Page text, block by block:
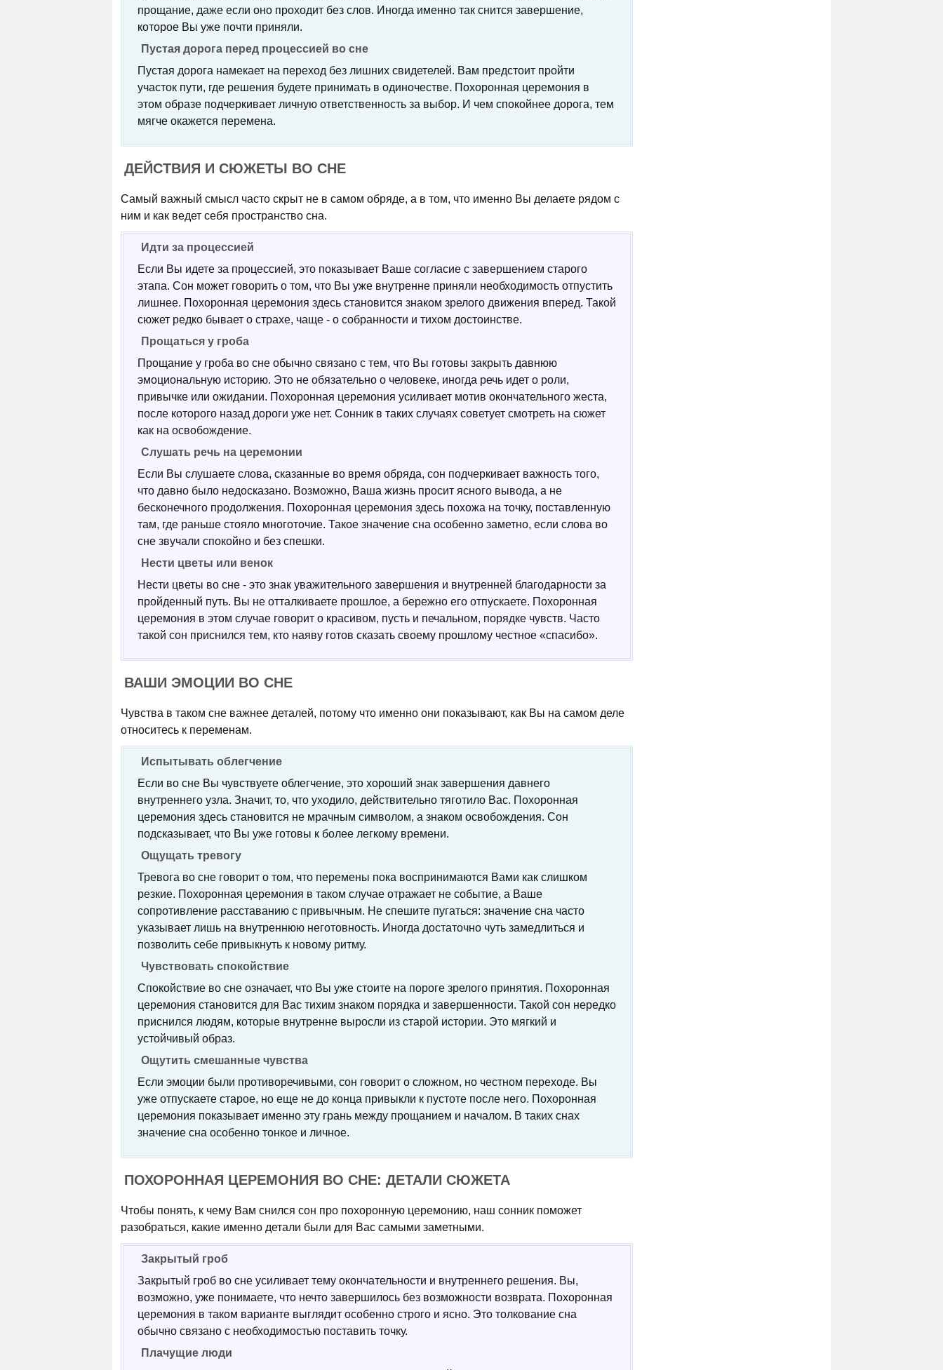
прощание, даже если оно проходит без слов. Иногда именно так снится завершение,
которое Вы уже почти приняли.
Пустая дорога перед процессией во сне
Пустая дорога намекает на переход без лишних свидетелей. Вам предстоит пройти
участок пути, где решения будете принимать в одиночестве. Похоронная церемония в
этом образе подчеркивает личную ответственность за выбор. И чем спокойнее дорога, тем
мягче окажется перемена.
ДЕЙСТВИЯ И СЮЖЕТЫ ВО СНЕ
Самый важный смысл часто скрыт не в самом обряде, а в том, что именно Вы делаете рядом с
ним и как ведет себя пространство сна.
Идти за процессией
Если Вы идете за процессией, это показывает Ваше согласие с завершением старого
этапа. Сон может говорить о том, что Вы уже внутренне приняли необходимость отпустить
лишнее. Похоронная церемония здесь становится знаком зрелого движения вперед. Такой
сюжет редко бывает о страхе, чаще - о собранности и тихом достоинстве.
Прощаться у гроба
Прощание у гроба во сне обычно связано с тем, что Вы готовы закрыть давнюю
эмоциональную историю. Это не обязательно о человеке, иногда речь идет о роли,
привычке или ожидании. Похоронная церемония усиливает мотив окончательного жеста,
после которого назад дороги уже нет. Сонник в таких случаях советует смотреть на сюжет
как на освобождение.
Слушать речь на церемонии
Если Вы слушаете слова, сказанные во время обряда, сон подчеркивает важность того,
что давно было недосказано. Возможно, Ваша жизнь просит ясного вывода, а не
бесконечного продолжения. Похоронная церемония здесь похожа на точку, поставленную
там, где раньше стояло многоточие. Такое значение сна особенно заметно, если слова во
сне звучали спокойно и без спешки.
Нести цветы или венок
Нести цветы во сне - это знак уважительного завершения и внутренней благодарности за
пройденный путь. Вы не отталкиваете прошлое, а бережно его отпускаете. Похоронная
церемония в этом случае говорит о красивом, пусть и печальном, порядке чувств. Часто
такой сон приснился тем, кто наяву готов сказать своему прошлому честное «спасибо».
ВАШИ ЭМОЦИИ ВО СНЕ
Чувства в таком сне важнее деталей, потому что именно они показывают, как Вы на самом деле
относитесь к переменам.
Испытывать облегчение
Если во сне Вы чувствуете облегчение, это хороший знак завершения давнего
внутреннего узла. Значит, то, что уходило, действительно тяготило Вас. Похоронная
церемония здесь становится не мрачным символом, а знаком освобождения. Сон
подсказывает, что Вы уже готовы к более легкому времени.
Ощущать тревогу
Тревога во сне говорит о том, что перемены пока воспринимаются Вами как слишком
резкие. Похоронная церемония в таком случае отражает не событие, а Ваше
сопротивление расставанию с привычным. Не спешите пугаться: значение сна часто
указывает лишь на внутреннюю неготовность. Иногда достаточно чуть замедлиться и
позволить себе привыкнуть к новому ритму.
Чувствовать спокойствие
Спокойствие во сне означает, что Вы уже стоите на пороге зрелого принятия. Похоронная
церемония становится для Вас тихим знаком порядка и завершенности. Такой сон нередко
приснился людям, которые внутренне выросли из старой истории. Это мягкий и
устойчивый образ.
Ощутить смешанные чувства
Если эмоции были противоречивыми, сон говорит о сложном, но честном переходе. Вы
уже отпускаете старое, но еще не до конца привыкли к пустоте после него. Похоронная
церемония показывает именно эту грань между прощанием и началом. В таких снах
значение сна особенно тонкое и личное.
ПОХОРОННАЯ ЦЕРЕМОНИЯ ВО СНЕ: ДЕТАЛИ СЮЖЕТА
Чтобы понять, к чему Вам снился сон про похоронную церемонию, наш сонник поможет
разобраться, какие именно детали были для Вас самыми заметными.
Закрытый гроб
Закрытый гроб во сне усиливает тему окончательности и внутреннего решения. Вы,
возможно, уже понимаете, что нечто завершилось без возможности возврата. Похоронная
церемония в таком варианте выглядит особенно строго и ясно. Это толкование сна
обычно связано с необходимостью поставить точку.
Плачущие люди